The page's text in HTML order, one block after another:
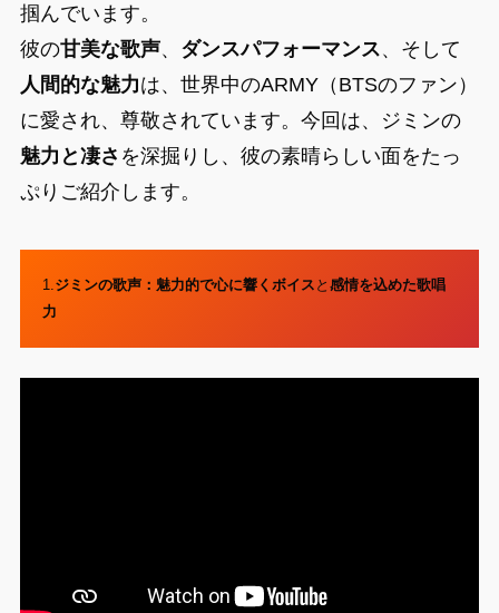
掴んでいます。
彼の甘美な歌声、 ダンスパフォーマンス、そして
人間的な魅力は、世界中のARMY（BTSのファン）
に愛され、尊敬されています。今回は、ジミンの
魅力と凄さ を深掘りし、彼の素晴らしい面をたっ
ぷりご紹介します。
1. ジミンの歌声：魅力的で心に響くボイス と感情を込めた歌唱
力